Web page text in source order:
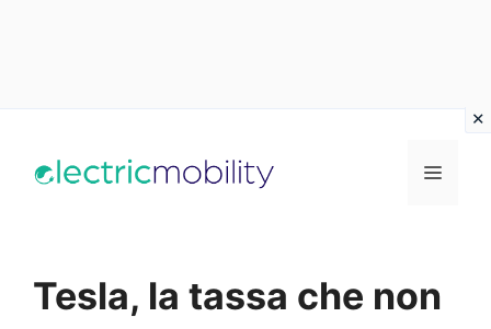
Menu
Tesla, la tassa che non